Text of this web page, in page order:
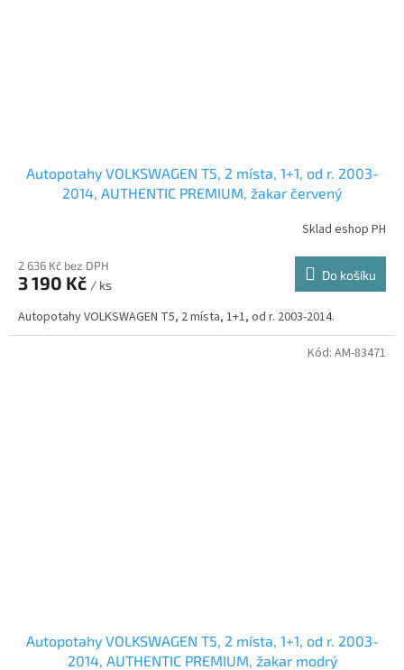
Autopotahy VOLKSWAGEN T5, 2 místa, 1+1, od r. 2003-
2014, AUTHENTIC PREMIUM, žakar červený
Sklad eshop PH
2 636 Kč bez DPH
3 190 Kč / ks
Do košíku
Autopotahy VOLKSWAGEN T5, 2 místa, 1+1, od r. 2003-2014.
Autopotahy VOLKSWAGEN T5, 2 místa, 1+1, od r. 2003-
2014, AUTHENTIC PREMIUM, žakar modrý
Kód: AM-83471